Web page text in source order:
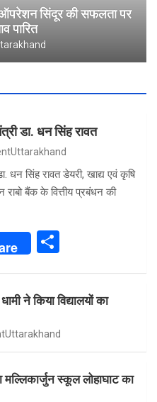
ऑपरेशन सिंदूर की सफलता पर
पारित
डा. धन सिंह रावत
धन सिंह रावत डेयरी, खाद्य एवं कृषि
बैंक के वित्तीय प्रबंधन की
ar
e
ने किया विद्यालयों का
मल्लिकार्जुन स्कूल लोहाघाट का